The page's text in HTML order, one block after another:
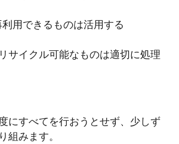
用できるものは活用する
サイクル可能なものは適切に処理
にすべてを行おうとせず、少しず
組みます。